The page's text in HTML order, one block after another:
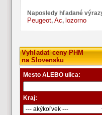
Naposledy hľadané
Peugeot, Ac, lozorno
Vyhľadať ceny PHM
na Slovensku
Mesto ALEBO ulica:
Kraj: